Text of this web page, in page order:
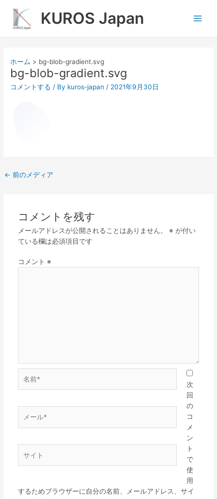
ス
KUROS Japan
ホーム bg-blob-gradient.svg
bg-blob-gradient.svg
コメントする / By kuros-japan / 2021年9月30日
← 前のメディア
コメントを残す
メールアドレスが公開されることはありません。 ※ が付い
ている欄は必須項目です
コメント ※
ー
*
次
回
の
コ
メ
ン
ト
で
使
用
するためブラウザーに自分の名前、メールアドレス、サイ